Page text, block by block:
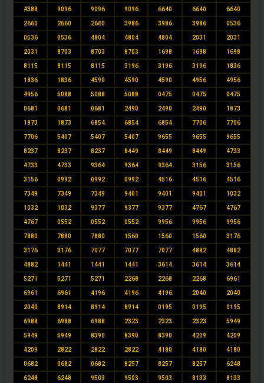
4388 9096 9096 9096 6640 6640 6640
2660 2660 2660 3986 3986 3986 0536
0536 0536 4804 4804 4804 2031 2031
2031 8703 8703 8703 1698 1698 1698
8115 8115 8115 3196 3196 3196 1836
1836 1836 4590 4590 4590 4956 4956
4956 5088 5088 5088 0475 0475 0475
0681 0681 0681 2490 2490 2490 1873
1873 1873 6854 6854 6854 7706 7706
7706 5407 5407 5407 9655 9655 9655
8237 8237 8237 8449 8449 8449 4733
4733 4733 9364 9364 9364 3156 3156
3156 0992 0992 0992 4516 4516 4516
7349 7349 7349 9401 9401 9401 1032
1032 1032 9377 9377 9377 4767 4767
4767 0552 0552 0552 9956 9956 9956
7880 7880 7880 1560 1560 1560 3176
3176 3176 7077 7077 7077 4882 4882
4882 1441 1441 1441 3614 3614 3614
5271 5271 5271 2268 2268 2268 6961
6961 6961 4196 4196 4196 2040 2040
2040 8914 8914 8914 0195 0195 0195
6988 6988 6988 2323 2323 2323 5949
5949 5949 8390 8390 8390 4209 4209
4209 2822 2822 2822 4180 4180 4180
0682 0682 0682 8257 8257 8257 6248
6248 6248 9503 9503 9503 8133 8133